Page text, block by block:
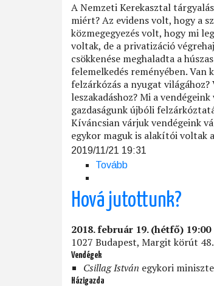
A Nemzeti Kerekasztal
miért? Az evidens volt, hogy a
közmegegyezés volt, hogy mi
voltak, de a privatizáció
csökkenése meghaladta a
felemelkedés reményében.
felzárkózás a nyugat
leszakadáshoz? Mi a
gazdaságunk újbóli
Kíváncsian várjuk vendégeink
egykor maguk is alakítói voltak
2019/11/21 19:31
Tovább
Szocializmusból
Hová jutottunk?
2018. február 19. (hétfő) 19:00
1027 Budapest, Margit körút
Vendégek
Csillag István egykori
Házigazda